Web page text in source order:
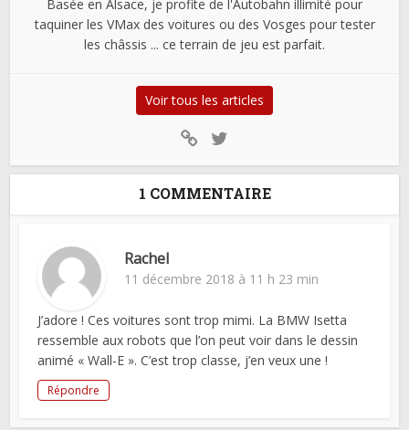
Basée en Alsace, je profite de l'Autobahn illimité pour
taquiner les VMax des voitures ou des Vosges pour tester
les châssis ... ce terrain de jeu est parfait.
Voir tous les articles
1 COMMENTAIRE
Rachel
11 décembre 2018 à 11 h 23 min
J’adore ! Ces voitures sont trop mimi. La BMW Isetta
ressemble aux robots que l’on peut voir dans le dessin
animé « Wall-E ». C’est trop classe, j’en veux une !
Répondre